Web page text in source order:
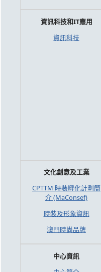
資訊科技和IT應用
資訊科技
文化創意及工業
CPTTM 時裝孵化計劃簡
介 (MaConsef)
時裝及形象資訊
澳門時尚品牌
中心資訊